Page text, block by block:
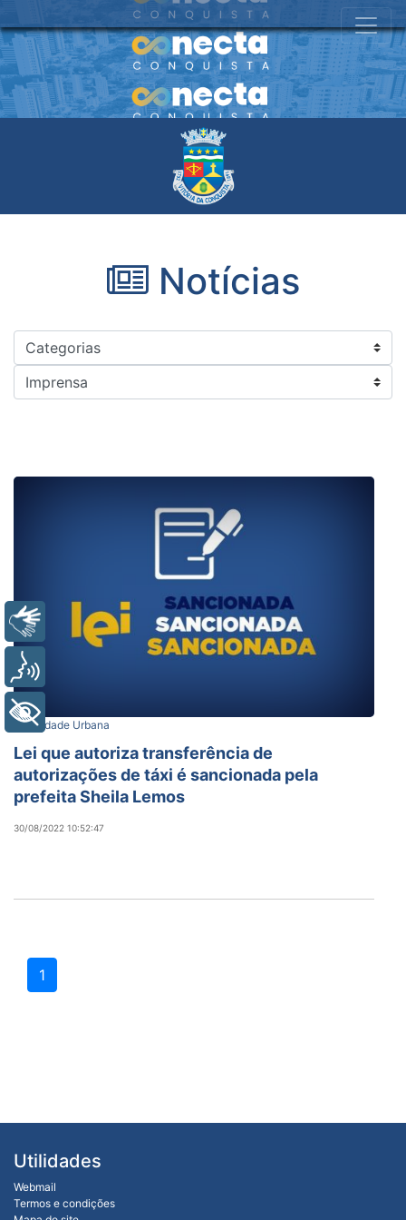
Notícias
Mobilidade Urbana
Lei que autoriza transferência de
autorizações de táxi é sancionada pela
prefeita Sheila Lemos
30/08/2022 10:52:47
1
Utilidades
Webmail
Termos e condições
Libras